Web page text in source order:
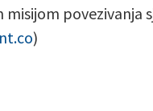
misijom povezivanja
)